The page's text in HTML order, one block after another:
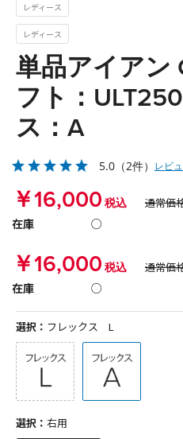
単品アイアン
フト：
ス：A
レディース
レディース
￥16,000 税込 通常価
在庫
○
￥16,000 税込 通常価
在庫
○
選択： フレックス L
選択： 右用
5.0 （2件） レビ